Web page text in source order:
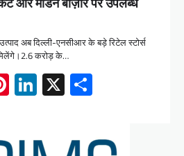
उत्पाद अब दिल्ली-एनसीआर के बड़े रिटेल स्टोर्स
करोड़ के…
Pinterest
LinkedIn
X